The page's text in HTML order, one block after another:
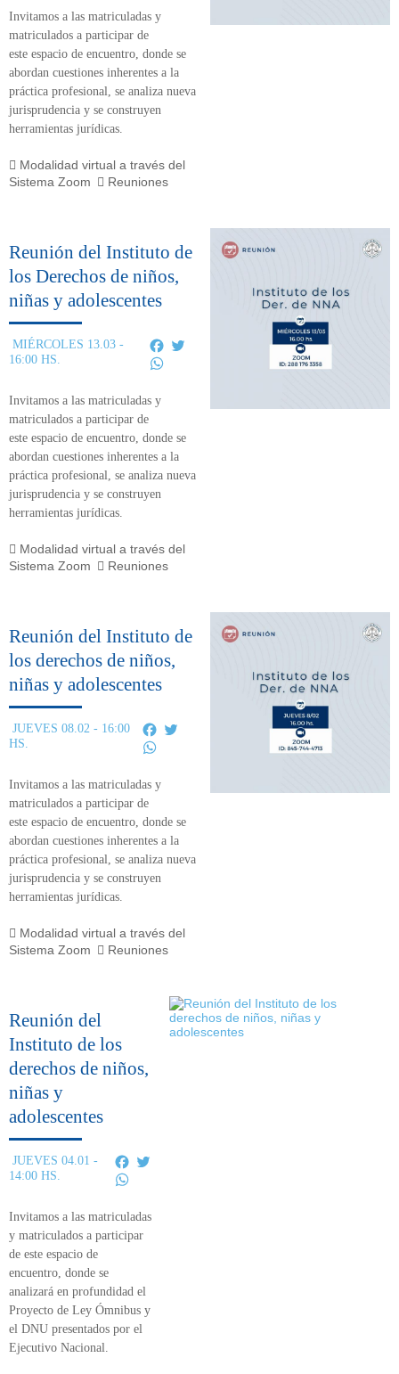
Invitamos a las matriculadas y
matriculados a participar de
este espacio de encuentro, donde se
abordan cuestiones inherentes a la
práctica profesional, se analiza nueva
jurisprudencia y se construyen
herramientas jurídicas.
Modalidad virtual a través del
Sistema Zoom
Reuniones
Reunión del Instituto de
los Derechos de niños,
niñas y adolescentes
MIÉRCOLES 13.03 -
16:00 HS.
Facebook
Invitamos a las matriculadas y
matriculados a participar de
este espacio de encuentro, donde se
abordan cuestiones inherentes a la
práctica profesional, se analiza nueva
jurisprudencia y se construyen
herramientas jurídicas.
Modalidad virtual a través del
Sistema Zoom
Reuniones
Reunión del Instituto de
los derechos de niños,
niñas y adolescentes
JUEVES 08.02 - 16:00
HS.
Facebook
Invitamos a las matriculadas y
matriculados a participar de
este espacio de encuentro, donde se
abordan cuestiones inherentes a la
práctica profesional, se analiza nueva
jurisprudencia y se construyen
herramientas jurídicas.
Modalidad virtual a través del
Sistema Zoom
Reuniones
Reunión del
Instituto de los
derechos de niños,
niñas y
adolescentes
JUEVES 04.01 -
14:00 HS.
Facebook
Invitamos a las matriculadas
y matriculados a participar
de este espacio de
encuentro, donde se
analizará en profundidad el
Proyecto de Ley Ómnibus y
el DNU presentados por el
Ejecutivo Nacional.